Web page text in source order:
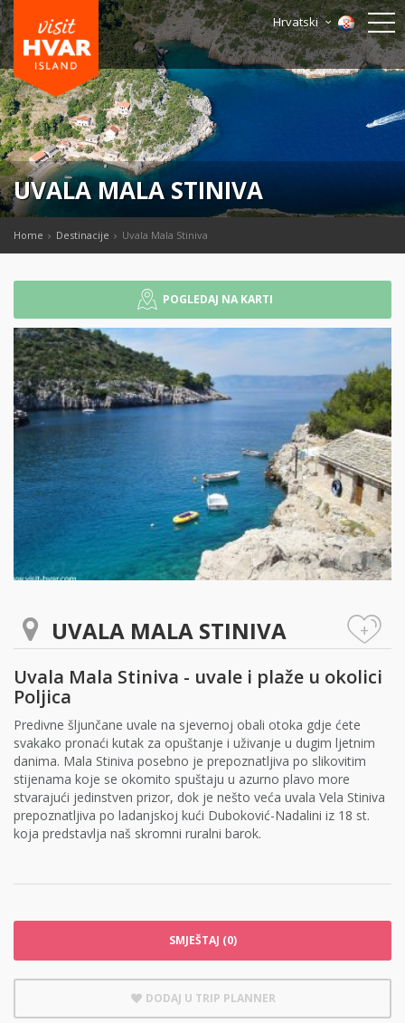
Hrvatski
UVALA MALA STINIVA
Home Destinacije Uvala Mala Stiniva
POGLEDAJ NA KARTI
UVALA MALA STINIVA +
Uvala Mala Stiniva - uvale i plaže u okolici
Poljica
Predivne šljunčane uvale na sjevernoj obali otoka gdje ćete
svakako pronaći kutak za opuštanje i uživanje u dugim ljetnim
danima. Mala Stiniva posebno je prepoznatljiva po slikovitim
stijenama koje se okomito spuštaju u azurno plavo more
stvarajući jedinstven prizor, dok je nešto veća uvala Vela Stiniva
prepoznatljiva po ladanjskoj kući Duboković-Nadalini iz 18 st.
koja predstavlja naš skromni ruralni barok.
SMJEŠTAJ (0)
DODAJ U TRIP PLANNER